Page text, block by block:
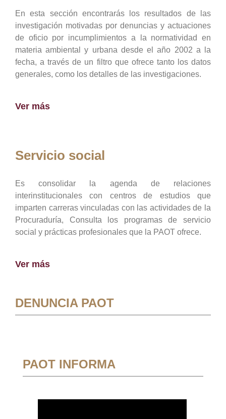
En esta sección encontrarás los resultados de las
investigación motivadas por denuncias y actuaciones
de oficio por incumplimientos a la normatividad en
materia ambiental y urbana desde el año 2002 a la
fecha, a través de un filtro que ofrece tanto los datos
generales, como los detalles de las investigaciones.
Ver más
Servicio social
Es consolidar la agenda de relaciones
interinstitucionales con centros de estudios que
imparten carreras vinculadas con las actividades de la
Procuraduría, Consulta los programas de servicio
social y prácticas profesionales que la PAOT ofrece.
Ver más
DENUNCIA PAOT
PAOT INFORMA